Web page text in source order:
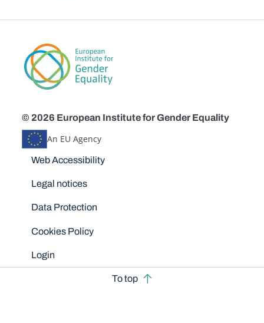
© 2026 European Institute for Gender Equality
An EU Agency
Disclaimers
Web Accessibility
Legal notices
Data Protection
Cookies Policy
Login
To top